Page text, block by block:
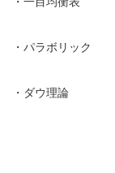
・ パラボリック
・ ダウ理論